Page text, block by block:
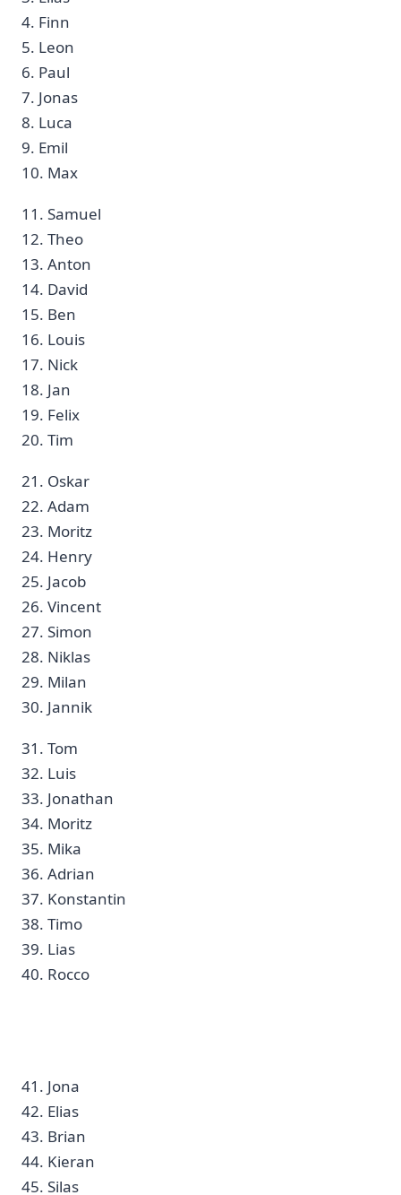
4. Finn
5. Leon
6. Paul‌
7. Jonas ‌
8. Luca⁤
9. Emil ⁢
10. Max ⁢
11. Samuel ⁤
12. Theo
13. Anton ‌
14. David ‍
15. Ben
16. Louis​ ‍
17. Nick
18. Jan ‌
19. Felix​
20. Tim⁤ ⁢
21. Oskar ‍ ‌
22. Adam
23. Moritz
24. ⁢Henry ⁤
25. Jacob
26. Vincent
27. Simon ‌
28. Niklas
29.‌ Milan
30.⁢ Jannik ⁢​
31. Tom
32.‌ Luis
33. Jonathan ⁣
34. Moritz ‌
35.‌ Mika
36.​ Adrian
37. Konstantin​ ‌
38. Timo
39. Lias
40. Rocco
41. Jona
42. Elias ‍
43. Brian
44. Kieran
45. Silas